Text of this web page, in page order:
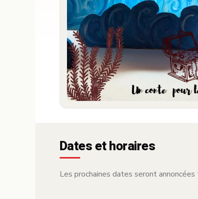
Dates et horaires
Les prochaines dates seront